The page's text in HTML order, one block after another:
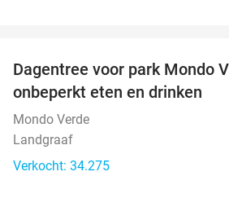
Dagentree voor park Mondo
onbeperkt eten en drinken
Mondo Verde
Landgraaf
Verkocht: 34.275